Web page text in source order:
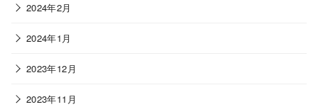
2024年2月
2024年1月
2023年12月
2023年11月